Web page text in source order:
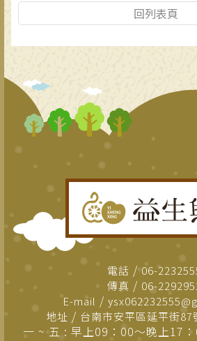
回列表頁
電話
06-
傳真
06-
E-mail
地址
台南市安平區延平街87
一 ~ 五 : 早上09：00～晚上17